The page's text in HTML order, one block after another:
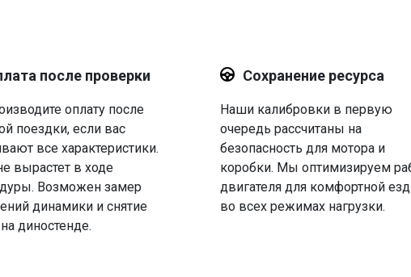
после проверки
оплату после
поездки, если вас
все характеристики.
вырастет в ходе
Возможен замер
динамики и снятие
диностенде.
Сохранение ресурса
Наши калибровки в первую
очередь рассчитаны на
безопасность для мотора и
коробки. Мы оптимизируем
двигателя для комфортной
во всех режимах нагрузки.